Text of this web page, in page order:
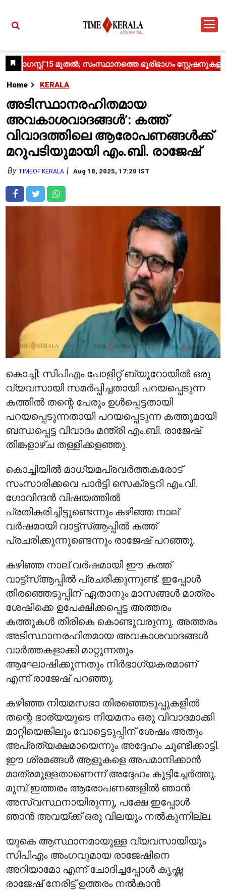
Home KERALA
അടിസ്ഥാനരഹിതമായ
അവകാശവാദങ്ങൾ’: കത്ത്
വിവാദത്തിലെ ആരോപണങ്ങൾക്ക്
മറുപടിയുമായി എം.ബി. രാജേഷ്
By TIMEOF KERALA Aug 18, 2025, 17:20 IST
കൊച്ചി: സിപിഎം പോളിറ്റ് ബ്യൂറോയിൽ ഒരു
വ്യവസായി സമർപ്പിച്ചതായി പറയപ്പെടുന്ന
കത്തിൽ തന്റെ പേരും ഉൾപ്പെട്ടതായി
പറയപ്പെടുന്നതായി പറയപ്പെടുന്ന കത്തുമായി
ബന്ധപ്പെട്ട വിവാദം മന്ത്രി എം.ബി. രാജേഷ്
തിങ്കളാഴ്ച തള്ളിക്കളഞ്ഞു.
കൊച്ചിയിൽ മാധ്യമപ്രവർത്തകരോട്
സംസാരിക്കവെ പാർട്ടി സെക്രട്ടറി എം.വി.
ഗോവിന്ദൻ വിഷയത്തിൽ
പ്രതികരിച്ചിട്ടുണ്ടെന്നും കഴിഞ്ഞ നാല്
വർഷമായി വാട്ട്‌സ്ആപ്പിൽ കത്ത്
പ്രചരിക്കുന്നുണ്ടെന്നും രാജേഷ് പറഞ്ഞു.
കഴിഞ്ഞ നാല് വർഷമായി ഈ കത്ത്
വാട്ട്‌സ്ആപ്പിൽ പ്രചരിക്കുന്നുണ്ട്. ഇപ്പോൾ
തിരഞ്ഞെടുപ്പിന് ഏതാനും മാസങ്ങൾ മാത്രം
ശേഷിക്കെ ഉപേക്ഷിക്കപ്പെട്ട അത്തരം
കത്തുകൾ തിരികെ കൊണ്ടുവരുന്നു. അത്തരം
അടിസ്ഥാനരഹിതമായ അവകാശവാദങ്ങൾ
വാർത്തകളാക്കി മാറ്റുന്നതും
ആഘോഷിക്കുന്നതും നിർഭാഗ്യകരമാണ്
എന്ന് രാജേഷ് പറഞ്ഞു.
കഴിഞ്ഞ നിയമസഭാ തിരഞ്ഞെടുപ്പുകളിൽ
തന്റെ ഭാര്യയുടെ നിയമനം ഒരു വിവാദമാക്കി
മാറ്റിയെങ്കിലും വോട്ടെടുപ്പിന് ശേഷം അതും
അപ്രത്യക്ഷമായെന്നും അദ്ദേഹം ചൂണ്ടിക്കാട്ടി.
ഈ ശ്രമങ്ങൾ ആളുകളെ അപമാനിക്കാൻ
മാത്രമുള്ളതാണെന്ന് അദ്ദേഹം കൂട്ടിച്ചേർത്തു.
മുമ്പ് ഇത്തരം ആരോപണങ്ങളിൽ ഞാൻ
അസ്വസ്ഥനായിരുന്നു, പക്ഷേ ഇപ്പോൾ
ഞാൻ അവയ്ക്ക് ഒരു വിലയും നൽകുന്നില്ല.
യുകെ ആസ്ഥാനമായുള്ള വ്യവസായിയും
സിപിഎം അംഗവുമായ രാജേഷിനെ
അറിയാമോ എന്ന് ചോദിച്ചപ്പോൾ കൃഷ്ണ
രാജേഷ് നേരിട്ട് ഉത്തരം നൽകാൻ